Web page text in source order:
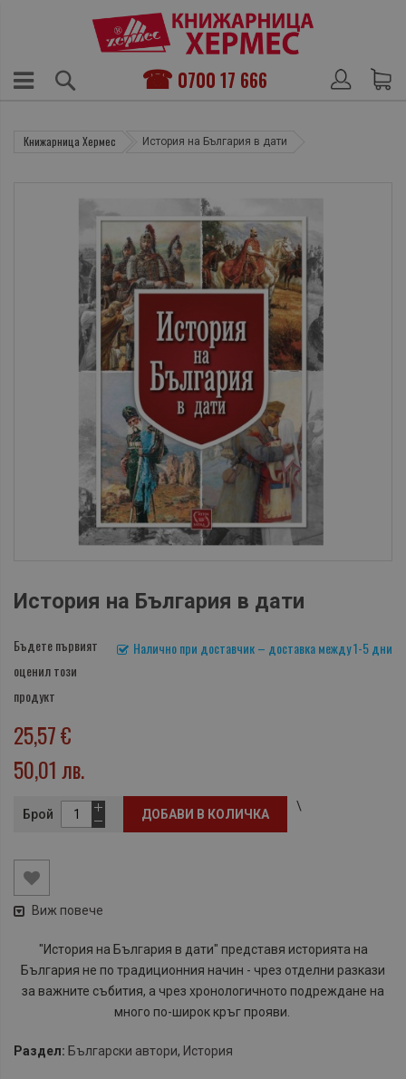
0700 17 666
Книжарница Хермес История на България в дати
История на България в дати
Налично при доставчик – доставка между 1-5 дни
Бъдете първият
оценил този
продукт
25,57 €
50,01 лв.
Брой ДОБАВИ В КОЛИЧКА
\
Виж повече
"История на България в дати" представя историята на
България не по традиционния начин - чрез отделни разкази
за важните събития, а чрез хронологичното подреждане на
много по-широк кръг прояви.
Раздел: Български автори, История